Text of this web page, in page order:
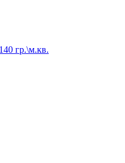
гр.\м.кв.